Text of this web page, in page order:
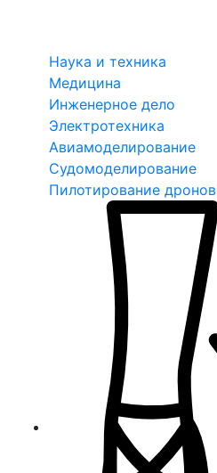
Наука и техника
Медицина
Инженерное дело
Электротехника
Авиамоделирование
Судомоделирование
Пилотирование дронов